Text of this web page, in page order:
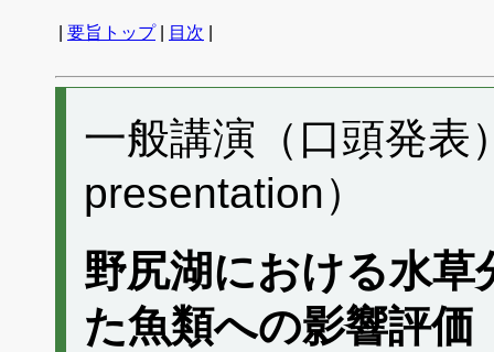
要旨トップ| 目次
一般講演（口頭発
presentation）
野尻湖における水草
た魚類への影響評価